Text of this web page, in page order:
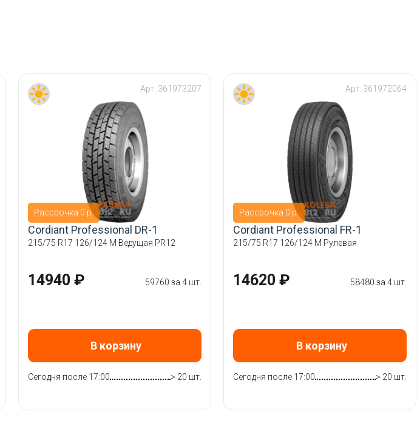
Рассрочка 0 р.
Арт: 361973207
Cordiant Professional DR-1
215/75 R17 126/124 M Ведущая PR12
14940 ₽ 59760 за 4 шт.
В корзину
Сегодня после 17:00 > 20 шт.
Рассрочка 0 р.
Арт: 361972064
Cordiant Professional FR-1
215/75 R17 126/124 M Рулевая
14620 ₽ 58480 за 4 шт.
В корзину
Сегодня после 17:00 > 20 шт.